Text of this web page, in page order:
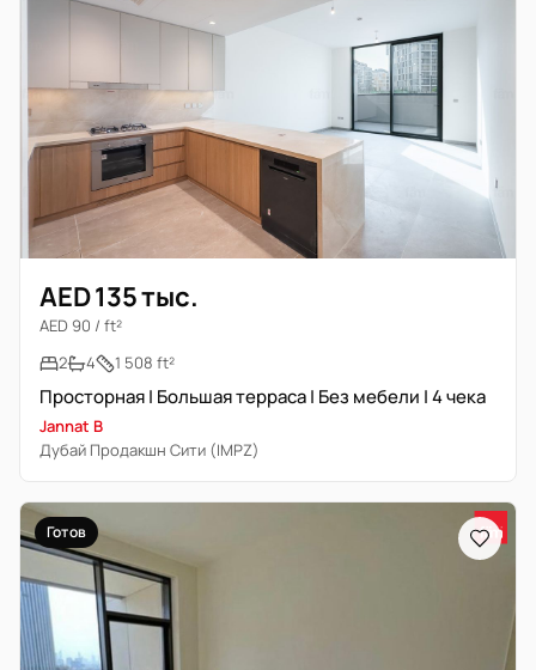
AED 135 тыс.
AED 90 / ft²
2
4 1 508 ft²
Просторная | Большая терраса | Без мебели | 4 чека
Jannat B
Дубай Продакшн Сити (IMPZ)
Готов